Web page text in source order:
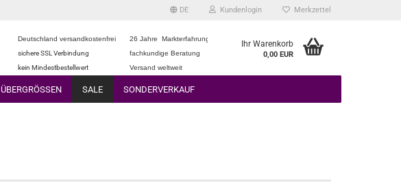
DE Kundenlogin Merkzettel
Suche...Deutschland versandkostenfrei
26 Jahre Markterfahrung
sichere SSL Verbindung
fachkundige Beratung
kein Mindestbestellwert
Versand weltweit
Ihr Warenkorb
0,00 EUR
ÜBERGRÖSSEN SALE SONDERVERKAUF